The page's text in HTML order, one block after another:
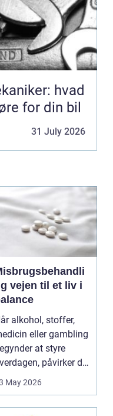
hvad
for din bil
31 July 2026
et liv i
alkohol, stoffer,
eller gambling
at styre
påvirker det
kun pers...
May 2026